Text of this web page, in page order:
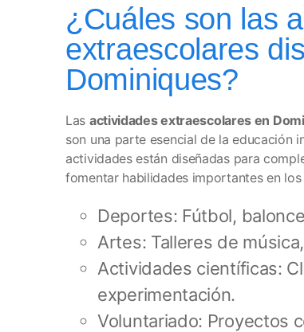
¿Cuáles son las
extraescolares
Dominiques?
Las actividades extraescolares en
son una parte esencial de la educación
actividades están diseñadas para
fomentar habilidades importantes en los
Deportes: Fútbol,
Artes: Talleres de
Actividades científicas:
experimentación.
Voluntariado: Proyectos